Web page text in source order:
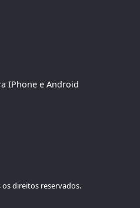
IPhone e Android
direitos reservados.